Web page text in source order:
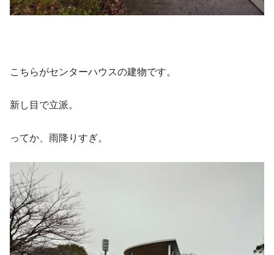
こちらがセンターハウスの建物です。
新し目で立派。
ってか、雨降りすぎ。